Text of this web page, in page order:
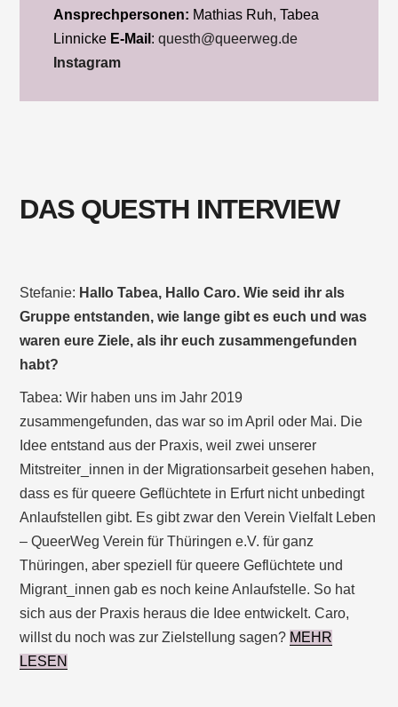
Ansprechpersonen: Mathias Ruh, Tabea
Linnicke E-Mail :questh@queerweg.de
Instagram
DAS QUESTH INTERVIEW
Stefanie: Hallo Tabea, Hallo Caro. Wie seid ihr als
Gruppe entstanden, wie lange gibt es euch und was
waren eure Ziele, als ihr euch zusammengefunden
habt?
Tabea: Wir haben uns im Jahr 2019
zusammengefunden, das war so im April oder Mai. Die
Idee entstand aus der Praxis, weil zwei unserer
Mitstreiter_innen in der Migrationsarbeit gesehen haben,
dass es für queere Geflüchtete in Erfurt nicht unbedingt
Anlaufstellen gibt. Es gibt zwar den Verein Vielfalt Leben
– QueerWeg Verein für Thüringen e.V. für ganz
Thüringen, aber speziell für queere Geflüchtete und
Migrant_innen gab es noch keine Anlaufstelle. So hat
sich aus der Praxis heraus die Idee entwickelt. Caro,
willst du noch was zur Zielstellung sagen? MEHR
LESEN